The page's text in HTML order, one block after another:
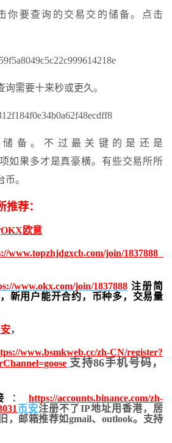
你要查询的交易交的储备。点击
需要十来秒或更久。
备。不过最关键的是还是
如果多才是真豪横。有些交易所所
。
推荐：
OKX欧意
www.topzhjdgxcb.com/join/1837888
www.okx.com/join/1837888注册简
新用户能开合约， 币种多，交易量
，
www.bsmkweb.cc/zh-CN/register?
支持86手机号码，
：https://accounts.binance.com/zh-
币安注册不了IP地址用香港，居
， 邮箱推荐如gmail、outlook。支持